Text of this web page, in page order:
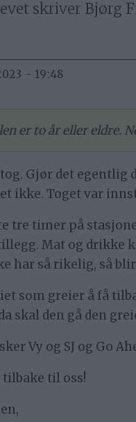
skriver Bjørg
- 19:48
er to år eller eldre.
Gjør det egentlig
ikke. Toget var
tre timer på
Mat og drikke
har så rikelig, så
som greier å få
skal den gå den
Vy og SJ og Go
tilbake til oss!